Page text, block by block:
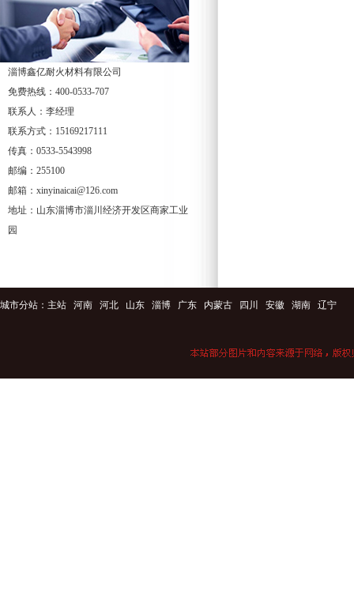
淄博鑫亿耐火材料有限公司
免费热线：400-0533-707
联系人：李经理
联系方式：15169217111
传真：0533-5543998
邮编：255100
邮箱：xinyinaicai@126.com
地址：山东淄博市淄川经济开发区商家工业
园
城市分站： 主站 河南 河北 山东 淄博 广东 内蒙古 四川 安徽 湖南 辽宁